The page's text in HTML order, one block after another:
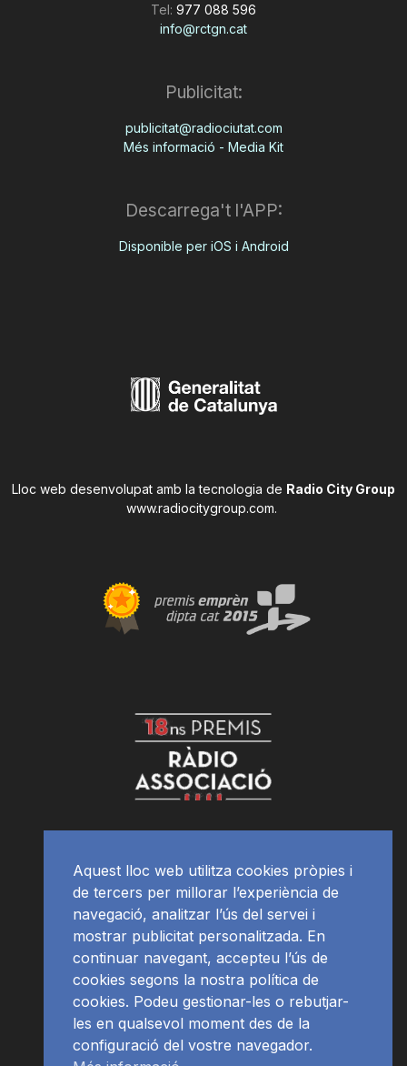
Tel: 977 088 596
info@rctgn.cat
Publicitat:
publicitat@radiociutat.com
Més informació - Media Kit
Descarrega't l'APP:
Disponible per iOS i Android
Lloc web desenvolupat amb la tecnologia de Radio City Group
www.radiocitygroup.com.
Aquest lloc web utilitza cookies pròpies i
de tercers per millorar l’experiència de
navegació, analitzar l’ús del servei i
mostrar publicitat personalitzada. En
continuar navegant, accepteu l’ús de
cookies segons la nostra política de
cookies. Podeu gestionar-les o rebutjar-
les en qualsevol moment des de la
configuració del vostre navegador.